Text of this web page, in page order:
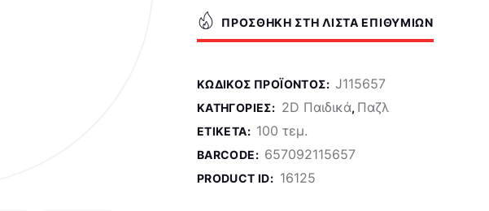
ΠΡΟΣΘΉΚΗ ΣΤΗ ΛΊΣΤΑ ΕΠΙΘΥΜΙΏΝ
ΚΩΔΙΚΌΣ ΠΡΟΪΌΝΤΟΣ: J115657
ΚΑΤΗΓΟΡΊΕΣ: 2D Παιδικά, Παζλ
ΕΤΙΚΈΤΑ: 100 τεμ.
BARCODE: 657092115657
PRODUCT ID: 16125